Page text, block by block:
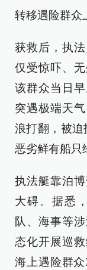
转移遇险群众
获救后，执
仅受惊吓、
该群众当日
突遇极端天
浪打翻，被
恶劣鲜有船只
执法艇靠泊
大碍。据悉
队、海事等
态化开展巡
海上遇险群